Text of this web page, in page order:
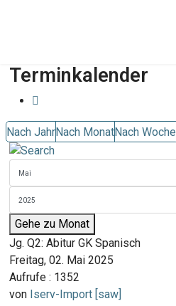
Terminkalender
Nach JahrNach MonatNach Woche
Gehe zu Monat
Jg. Q2: Abitur GK Spanisch
Freitag, 02. Mai 2025
Aufrufe: 1352
von Iserv-Import [saw]